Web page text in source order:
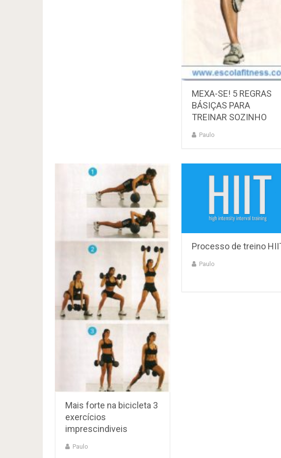
MEXA-SE! 5 REGRAS
BÁSIÇAS PARA
TREINAR SOZINHO
Paulo
Mais forte na bicicleta 3
exercícios
imprescindiveis
Paulo
Processo de treino
Paulo